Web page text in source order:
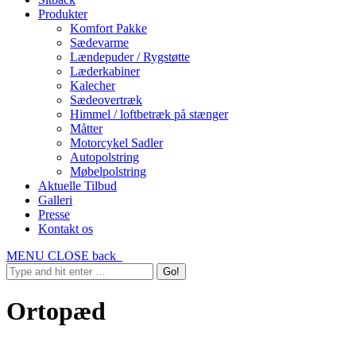
Produkter
Komfort Pakke
Sædevarme
Lændepuder / Rygstøtte
Læderkabiner
Kalecher
Sædeovertræk
Himmel / loftbetræk på stænger
Måtter
Motorcykel Sadler
Autopolstring
Møbelpolstring
Aktuelle Tilbud
Galleri
Presse
Kontakt os
MENU CLOSE back
Ortopæd